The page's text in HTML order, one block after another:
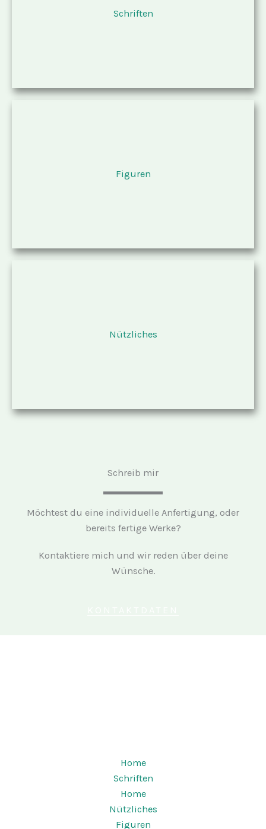
Schriften
Figuren
Nützliches
Schreib mir
Möchtest du eine individuelle Anfertigung, oder
bereits fertige Werke?
Kontaktiere mich und wir reden über deine
Wünsche.
Home
Schriften
Home
Nützliches
Figuren